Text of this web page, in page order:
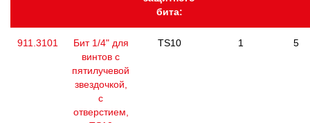
бита:
911.3101
Бит 1/4" для
винтов с
пятилучевой
звездочкой,
с
отверстием,
TS10 1 5